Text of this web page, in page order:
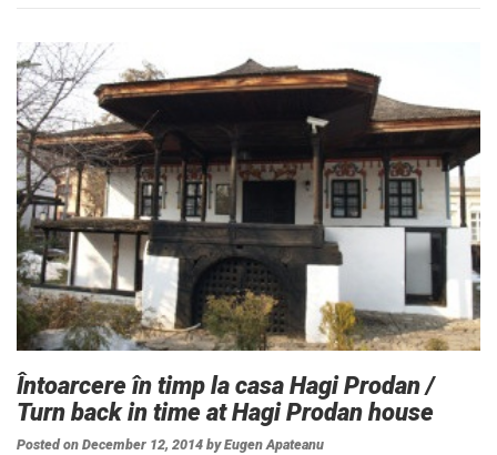
Întoarcere în timp la casa Hagi Prodan /
Turn back in time at Hagi Prodan house
Posted on December 12, 2014 byEugen Apateanu